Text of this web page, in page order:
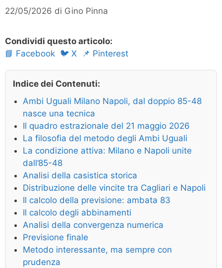
22/05/2026 di Gino Pinna
Condividi questo articolo:
📘 Facebook 🐦 X 📌 Pinterest
Indice dei Contenuti:
Ambi Uguali Milano Napoli, dal doppio 85-48
nasce una tecnica
Il quadro estrazionale del 21 maggio 2026
La filosofia del metodo degli Ambi Uguali
La condizione attiva: Milano e Napoli unite
dall’85-48
Analisi della casistica storica
Distribuzione delle vincite tra Cagliari e Napoli
Il calcolo della previsione: ambata 83
Il calcolo degli abbinamenti
Analisi della convergenza numerica
Previsione finale
Metodo interessante, ma sempre con
prudenza